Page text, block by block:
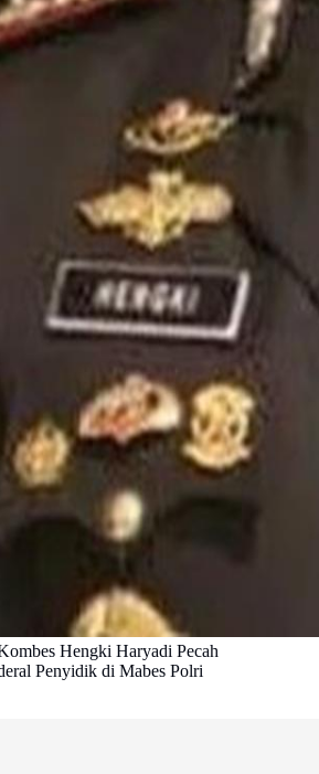
Hengki Haryadi Pecah
Penyidik di Mabes Polri